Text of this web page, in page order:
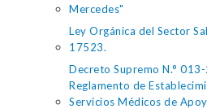
Mercedes"
Ley Orgánica del Sector
17523.
Decreto Supremo N.°
Reglamento de
Servicios Médicos de